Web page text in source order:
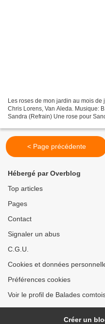
Les roses de mon jardin au mois
Chris Lorens, Van Aleda. Musique:
Sandra (Refrain) Une rose pour
< Page précédente
Hébergé par Overblog
Top articles
Pages
Contact
Signaler un abus
C.G.U.
Cookies et données
Préférences cookies
Voir le profil de Balades
Créer un